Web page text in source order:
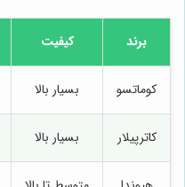
برند کیفیت
کوماتسو بسیار بالا
کاترپیلار بسیار بالا